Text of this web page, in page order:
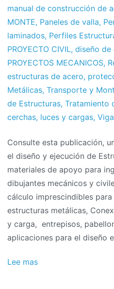
manual de construcción de
MONTE, Paneles de valla,
laminados, Perfiles
PROYECTO CIVIL, diseño de
PROYECTOS MECANICOS,
estructuras de acero,
Metálicas, Transporte y
de Estructuras, Tratamiento
cerchas, luces y cargas,
Consulte esta publicación,
el diseño y ejecución de
materiales de apoyo para
dibujantes mecánicos y
cálculo imprescindibles
estructuras metálicas,
y carga, entrepisos,
aplicaciones para el diseño
Lee mas